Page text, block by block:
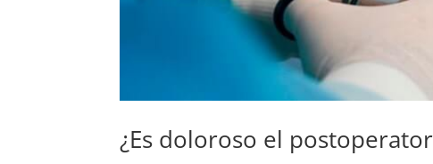
¿Es doloroso el